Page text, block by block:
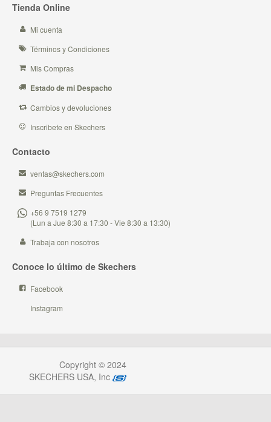
Tienda Online
Mi cuenta
Términos y Condiciones
Mis Compras
Estado de mi Despacho
Cambios y devoluciones
Inscribete en Skechers
Contacto
ventas@skechers.com
Preguntas Frecuentes
+56 9 7519 1279
(Lun a Jue 8:30 a 17:30 - Vie 8:30 a 13:30)
Trabaja con nosotros
Conoce lo último de Skechers
Facebook
Instagram
Copyright © 2024
SKECHERS USA, Inc